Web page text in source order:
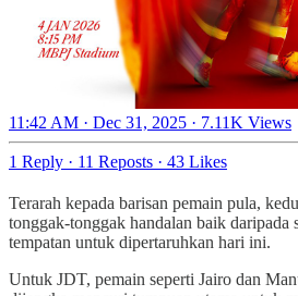
11:42 AM · Dec 31, 2025 · 7.11K Views
1 Reply · 11 Reposts · 43 Likes
Terarah kepada barisan pemain pula,
tonggak-tonggak handalan baik daripada
tempatan untuk dipertaruhkan hari ini.
Untuk JDT, pemain seperti Jairo dan